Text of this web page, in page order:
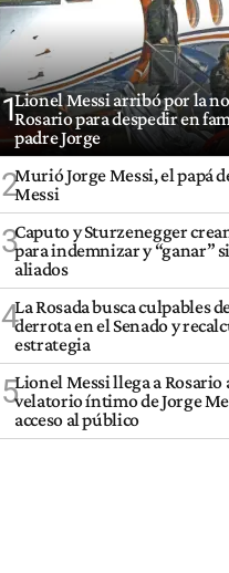
1Lionel Messi arribó por la
Rosario para despedir en
padre Jorge
2Murió Jorge Messi, el papá
Messi
3Caputo y Sturzenegger
para indemnizar y “ganar”
aliados
4La Rosada busca culpables
derrota en el Senado y
estrategia
5Lionel Messi llega a Rosario
velatorio íntimo de Jorge
acceso al público